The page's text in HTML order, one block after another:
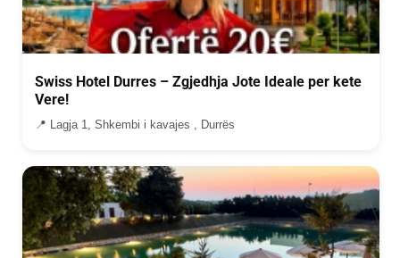
Swiss Hotel Durres – Zgjedhja Jote Ideale per kete
Vere!
📍 Lagja 1, Shkembi i kavajes , Durrës